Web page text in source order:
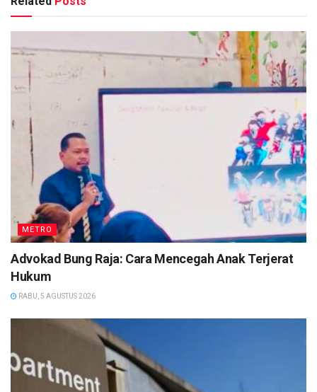
METRO
Advokad Bung Raja: Cara Mencegah Anak Terjerat
Hukum
RABU, 5 AGUSTUS 2026